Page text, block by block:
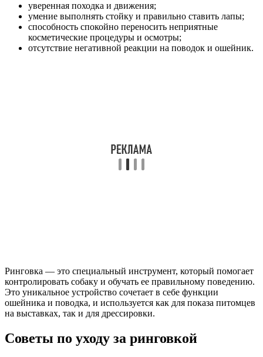
уверенная походка и движения;
умение выполнять стойку и правильно ставить лапы;
способность спокойно переносить неприятные
косметические процедуры и осмотры;
отсутствие негативной реакции на поводок и ошейник.
Ринговка — это специальный инструмент, который помогает
контролировать собаку и обучать ее правильному поведению.
Это уникальное устройство сочетает в себе функции
ошейника и поводка, и используется как для показа питомцев
на выставках, так и для дрессировки.
Советы по уходу за ринговкой